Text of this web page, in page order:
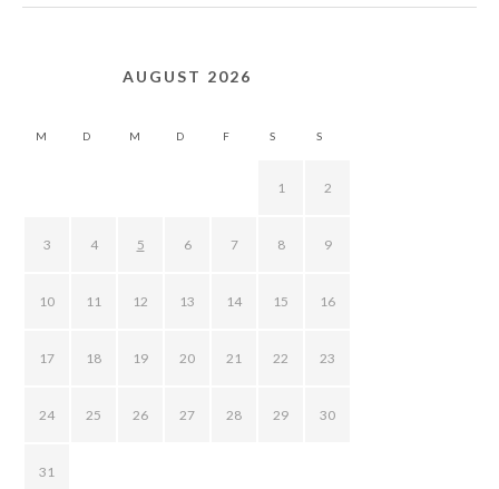
AUGUST 2026
M D M D F S S
1 2
3 4 5 6 7 8 9
10 11 12 13 14 15 16
17 18 19 20 21 22 23
24 25 26 27 28 29 30
31